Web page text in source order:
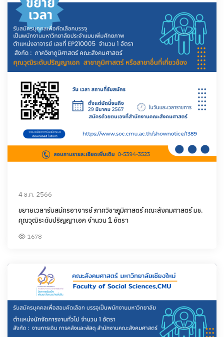
4 ธ.ค. 2566
ขยายเวลารับสมัครอาจารย์ ภาควิชาภูมิศาสตร์ คณะสังคมศาสตร์ มช.
คุณวุฒิระดับปริญญาเอก จำนวน 1 อัตรา
1678